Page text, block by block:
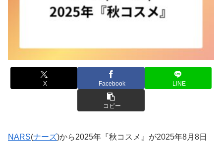
X Facebook LINE
コピー
NARS(ナーズ)から2025年『秋コスメ』が2025年8月8日